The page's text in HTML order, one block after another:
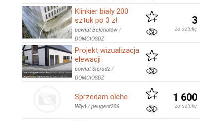
Klinkier biały 200
sztuk po 3 zł
powiat Bełchatów /
DOMCIOSDZ
3
za sztukę
Projekt wizualizacja
elewacji
powiat Sieradz /
DOMCIOSDZ
Sprzedam olche
Włyń /peugeot206
1 600
za sztukę